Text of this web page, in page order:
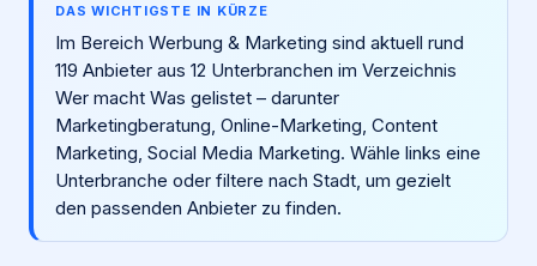
Werbung
Preise
Für Firmen
DAS WICHTIGSTE IN KÜRZE
Im Bereich Werbung & Marketing sind aktuell rund
119 Anbieter aus 12 Unterbranchen im Verzeichnis
Wer macht Was gelistet – darunter
Marketingberatung, Online-Marketing, Content
Marketing, Social Media Marketing. Wähle links eine
Unterbranche oder filtere nach Stadt, um gezielt
den passenden Anbieter zu finden.